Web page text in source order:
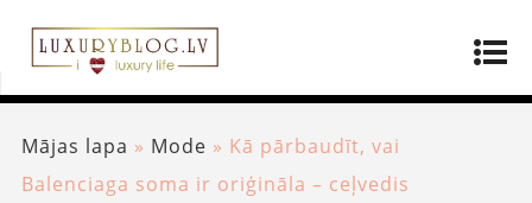
Mājas lapa » Mode » Kā pārbaudīt, vai
Balenciaga soma ir oriģināla – ceļvedis